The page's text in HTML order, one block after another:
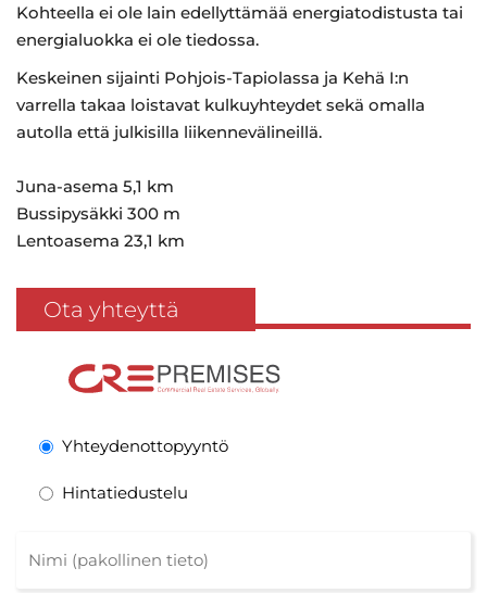
Kohteella ei ole lain edellyttämää energiatodistusta tai
energialuokka ei ole tiedossa.
Keskeinen sijainti Pohjois-Tapiolassa ja Kehä I:n
varrella takaa loistavat kulkuyhteydet sekä omalla
autolla että julkisilla liikennevälineillä.
Juna-asema 5,1 km
Bussipysäkki 300 m
Lentoasema 23,1 km
Ota yhteyttä
Yhteydenottopyyntö
Hintatiedustelu